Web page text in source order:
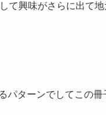
して興味がさらに出て
パターンでしてこの